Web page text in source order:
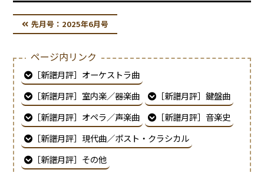
先月号： 2025年6月号
ページ内リンク
［新譜月評］オーケストラ曲
［新譜月評］室内楽／器楽曲
［新譜月評］鍵盤曲
［新譜月評］オペラ／声楽曲
［新譜月評］音楽史
［新譜月評］現代曲／ポスト・クラシカル
［新譜月評］その他